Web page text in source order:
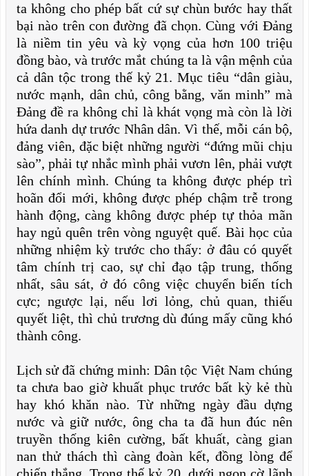
ta không cho phép bất cứ sự chùn bước hay thất
bại nào trên con đường đã chọn. Cùng với Đảng
là niềm tin yêu và kỳ vọng của hơn 100 triệu
đồng bào, và trước mắt chúng ta là vận mệnh của
cả dân tộc trong thế kỷ 21. Mục tiêu “dân giàu,
nước mạnh, dân chủ, công bằng, văn minh” mà
Đảng đề ra không chỉ là khát vọng mà còn là lời
hứa danh dự trước Nhân dân. Vì thế, mỗi cán bộ,
đảng viên, đặc biệt những người “đứng mũi chịu
sào”, phải tự nhắc mình phải vươn lên, phải vượt
lên chính mình. Chúng ta không được phép trì
hoãn đổi mới, không được phép chậm trễ trong
hành động, càng không được phép tự thỏa mãn
hay ngủ quên trên vòng nguyệt quế. Bài học của
những nhiệm kỳ trước cho thấy: ở đâu có quyết
tâm chính trị cao, sự chỉ đạo tập trung, thống
nhất, sâu sát, ở đó công việc chuyển biến tích
cực; ngược lại, nếu lơi lỏng, chủ quan, thiếu
quyết liệt, thì chủ trương dù đúng mấy cũng khó
thành công.
Lịch sử đã chứng minh: Dân tộc Việt Nam chúng
ta chưa bao giờ khuất phục trước bất kỳ kẻ thù
hay khó khăn nào. Từ những ngày đầu dựng
nước và giữ nước, ông cha ta đã hun đúc nên
truyền thống kiên cường, bất khuất, càng gian
nan thử thách thì càng đoàn kết, đồng lòng để